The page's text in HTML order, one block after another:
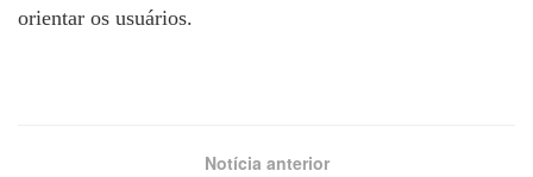
orientar os usuários.
Notícia anterior